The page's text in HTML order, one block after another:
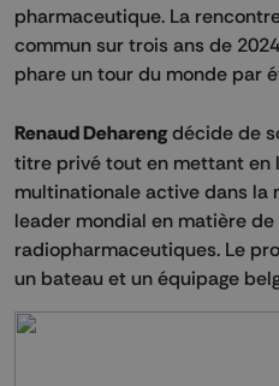
pharmaceutique. La
commun sur trois ans de
phare un tour du monde par
Renaud Dehareng décide de
titre privé tout en mettant en
multinationale active dans la
leader mondial en matière
radiopharmaceutiques. Le
un bateau et un équipage